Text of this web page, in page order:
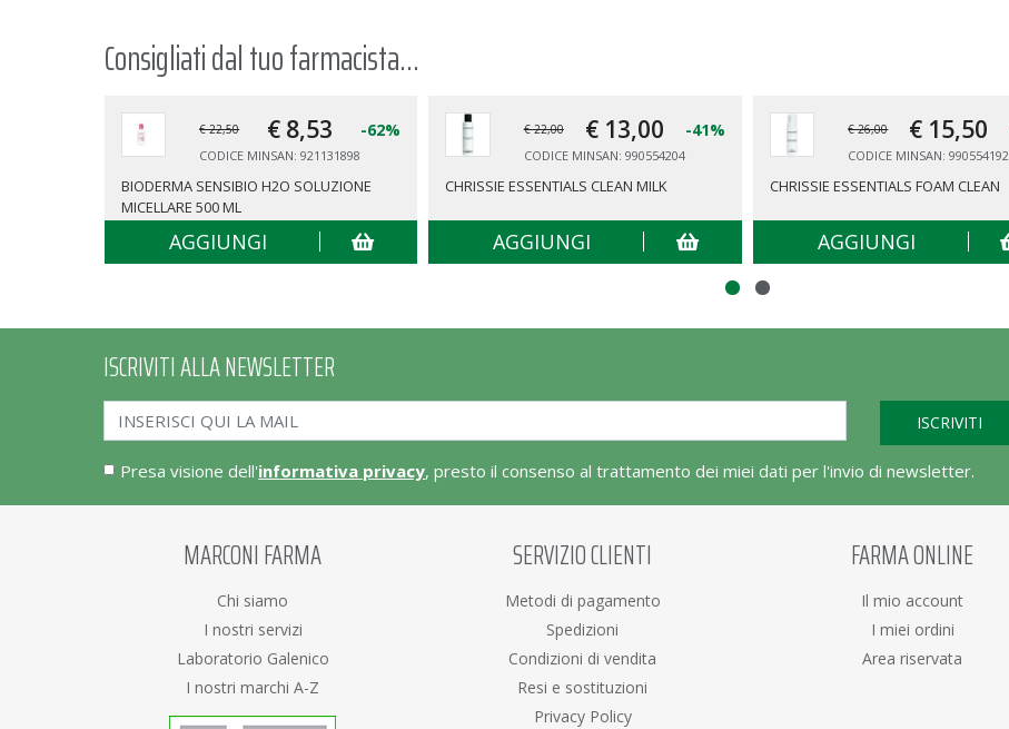
Consigliati dal tuo farmacista...
€ 22,50 € 8,53 -62%
CODICE MINSAN: 921131898
BIODERMA SENSIBIO H2O SOLUZIONE
MICELLARE 500 ML
AGGIUNGI
€ 22,00 € 13,00 -41%
CODICE MINSAN: 990554204
CHRISSIE ESSENTIALS CLEAN MILK
AGGIUNGI
€ 26,00 € 15,50
CODICE MINSAN: 990554192
CHRISSIE ESSENTIALS FOAM CLEAN
AGGIUNGI
ISCRIVITI ALLA NEWSLETTER
Presa visione dell'informativa privacy, presto il consenso al trattamento dei miei dati per l'invio di newsletter.
MARCONI FARMA
Chi siamo
I nostri servizi
Laboratorio Galenico
I nostri marchi A-Z
SERVIZIO CLIENTI
Metodi di pagamento
Spedizioni
Condizioni di vendita
Resi e sostituzioni
Privacy Policy
FARMA ONLINE
Il mio account
I miei ordini
Area riservata